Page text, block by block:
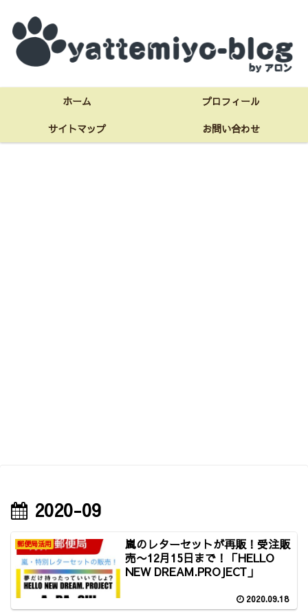
ホーム
プロフィール
サイトマップ
お問い合わせ
2020-09
郵便局活用
嵐のレターセットが再販！受注販
売〜12月15日まで！「HELLO
NEW DREAM.PROJECT」
2020.09.18